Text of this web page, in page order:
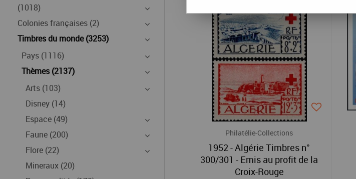
(1018)
Colonies françaises (2)
Timbres du monde (3253)
Pays (1116)
Thèmes (2137)
Arts (103)
Disney (14)
Espace (49)
Faune (200)
Flore (22)
Mineraux (20)
Philatélie-Collections
1952 - Algérie Timbres n°
300/301 - Emis au profit de la
Croix-Rouge